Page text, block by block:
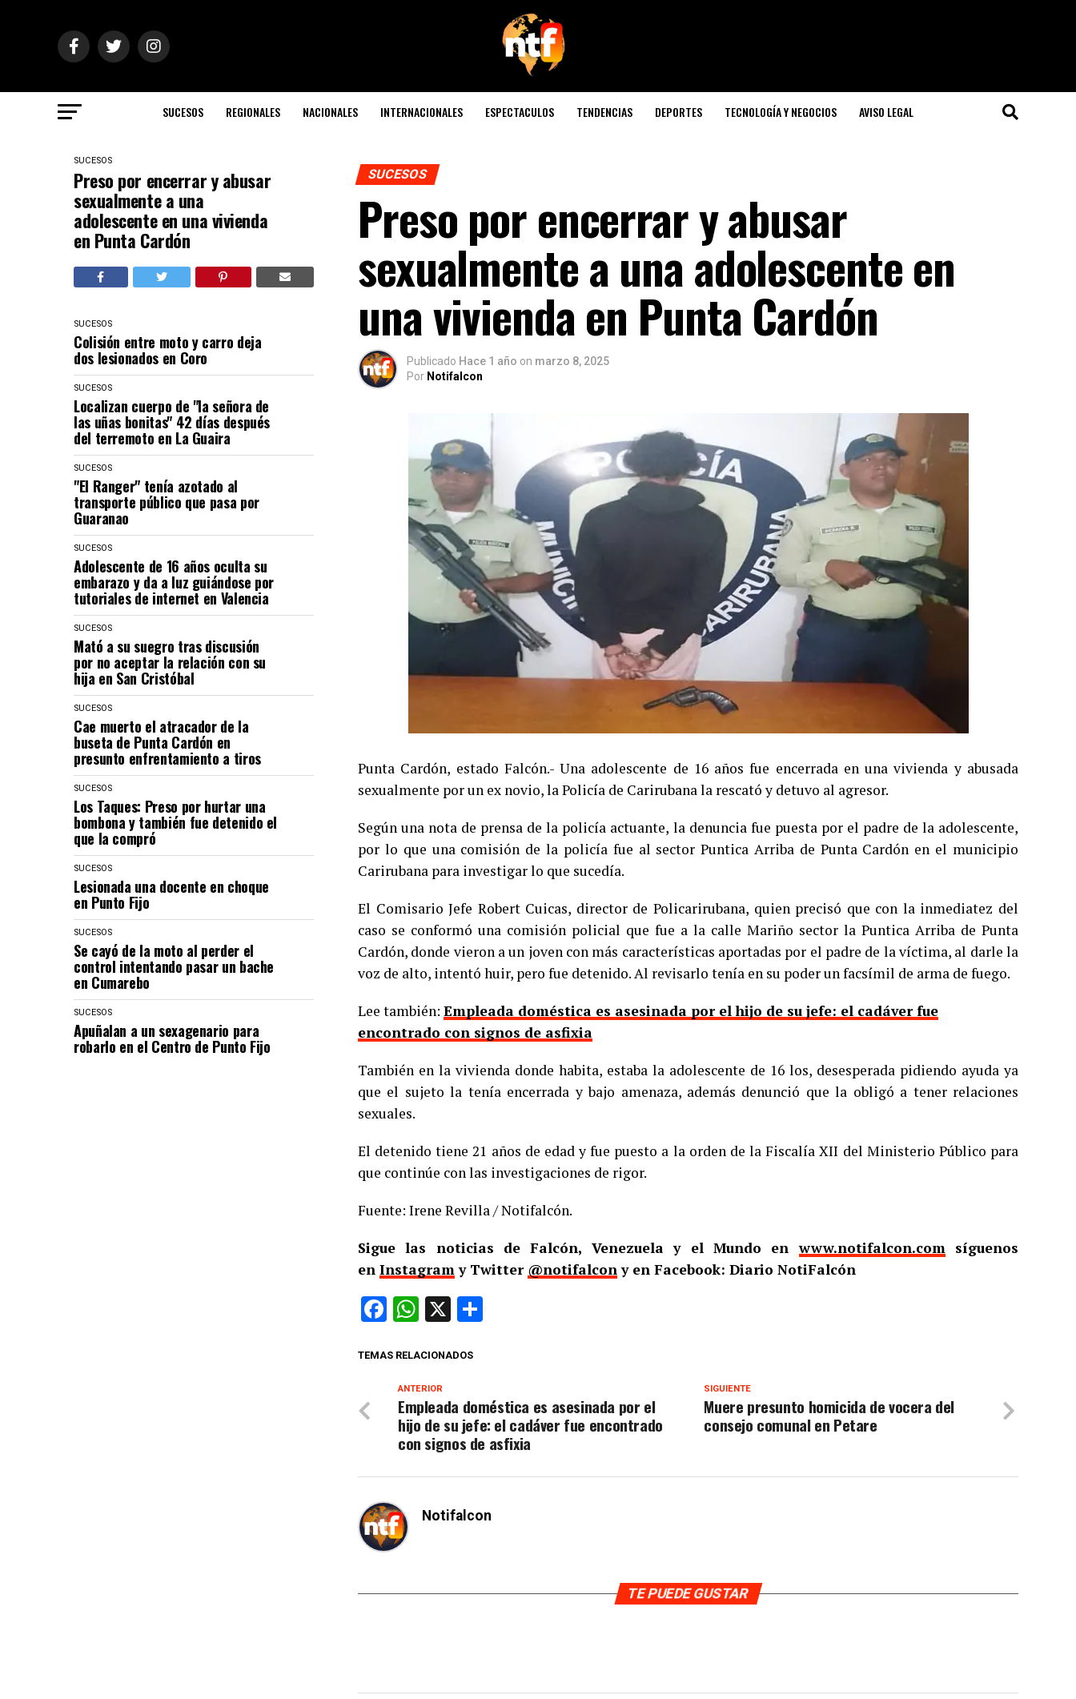
SUCESOS REGIONALES NACIONALES INTERNACIONALES ESPECTACULOS TENDENCIAS DEPORTES TECNOLOGÍA Y NEGOCIOS AVISO LEGAL
SUCESOS
Preso por encerrar y abusar
sexualmente a una
adolescente en una vivienda
en Punta Cardón
SUCESOS
Colisión entre moto y carro deja
dos lesionados en Coro
SUCESOS
Localizan cuerpo de "la señora de
las uñas bonitas" 42 días después
del terremoto en La Guaira
SUCESOS
"El Ranger" tenía azotado al
transporte público que pasa por
Guaranao
SUCESOS
Adolescente de 16 años oculta su
embarazo y da a luz guiándose por
tutoriales de internet en Valencia
SUCESOS
Mató a su suegro tras discusión
por no aceptar la relación con su
hija en San Cristóbal
SUCESOS
Cae muerto el atracador de la
buseta de Punta Cardón en
presunto enfrentamiento a tiros
SUCESOS
Los Taques: Preso por hurtar una
bombona y también fue detenido el
que la compró
SUCESOS
Lesionada una docente en choque
en Punto Fijo
SUCESOS
Se cayó de la moto al perder el
control intentando pasar un bache
en Cumarebo
SUCESOS
Apuñalan a un sexagenario para
robarlo en el Centro de Punto Fijo
SUCESOS
Preso por encerrar y abusar
sexualmente a una adolescente en
una vivienda en Punta Cardón
Publicado Hace 1 año on marzo 8, 2025
Por Notifalcon
Punta Cardón, estado Falcón.- Una adolescente de 16 años fue encerrada en una vivienda y abusada
sexualmente por un ex novio, la Policía de Carirubana la rescató y detuvo al agresor.
Según una nota de prensa de la policía actuante, la denuncia fue puesta por el padre de la adolescente,
por lo que una comisión de la policía fue al sector Puntica Arriba de Punta Cardón en el municipio
Carirubana para investigar lo que sucedía.
El Comisario Jefe Robert Cuicas, director de Policarirubana, quien precisó que con la inmediatez del
caso se conformó una comisión policial que fue a la calle Mariño sector la Puntica Arriba de Punta
Cardón, donde vieron a un joven con más características aportadas por el padre de la víctima, al darle la
voz de alto, intentó huir, pero fue detenido. Al revisarlo tenía en su poder un facsímil de arma de fuego.
Lee también: Empleada doméstica es asesinada por el hijo de su jefe: el cadáver fue
encontrado con signos de asfixia
También en la vivienda donde habita, estaba la adolescente de 16 los, desesperada pidiendo ayuda ya
que el sujeto la tenía encerrada y bajo amenaza, además denunció que la obligó a tener relaciones
sexuales.
El detenido tiene 21 años de edad y fue puesto a la orden de la Fiscalía XII del Ministerio Público para
que continúe con las investigaciones de rigor.
Fuente: Irene Revilla / Notifalcón.
Sigue las noticias de Falcón, Venezuela y el Mundo enwww.notifalcon.comsíguenos
en Instagramy Twitter @notifalcony en Facebook: Diario NotiFalcón
Facebook
WhatsApp
X
TEMAS RELACIONADOS
SIGUIENTE
Muere presunto homicida de vocera del
consejo comunal en Petare
ANTERIOR
Empleada doméstica es asesinada por el
hijo de su jefe: el cadáver fue encontrado
con signos de asfixia
Notifalcon
TE PUEDE GUSTAR